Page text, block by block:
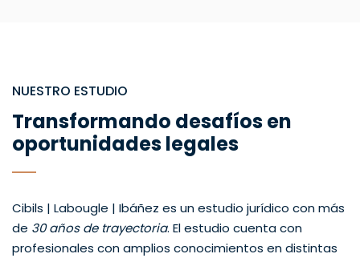
NUESTRO ESTUDIO
Transformando desafíos en
oportunidades legales
Cibils | Labougle | Ibáñez es un estudio jurídico con más
de 30 años de trayectoria. El estudio cuenta con
profesionales con amplios conocimientos en distintas